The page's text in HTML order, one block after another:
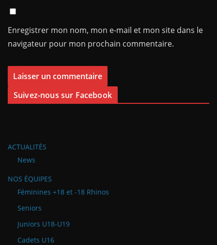
Enregistrer mon nom, mon e-mail et mon site dans le
navigateur pour mon prochain commentaire.
Suivez-nous sur Facebook
ACTUALITÉS
News
NOS ÉQUIPES
Féminines +18 et -18 Rhinos
Seniors
Juniors U18-U19
Cadets U16